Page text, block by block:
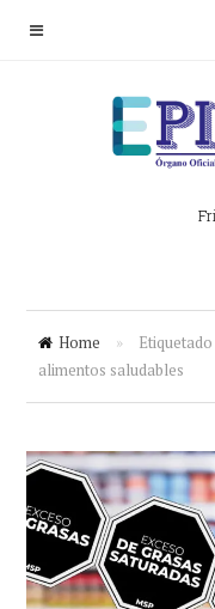
Home »
alimentos saludables